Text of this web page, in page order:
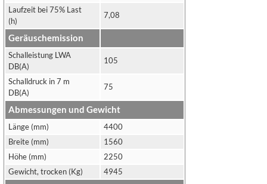
Laufzeit bei 75% Last
(h)
7,08
Geräuschemission
Schalleistung LWA
DB(A)
105
Schalldruck in 7 m
DB(A)
75
Abmessungen und Gewicht
Länge (mm)
4400
Breite (mm)
1560
Höhe (mm)
2250
Gewicht, trocken (Kg)
4945